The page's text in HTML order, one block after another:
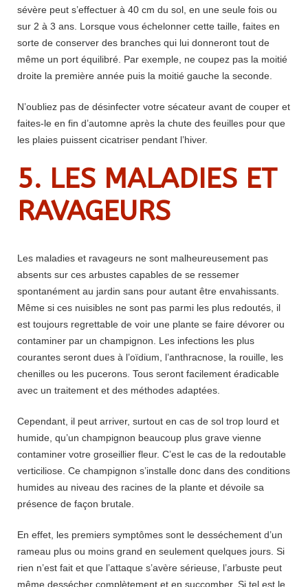
sévère peut s’effectuer à 40 cm du sol, en une seule fois ou
sur 2 à 3 ans. Lorsque vous échelonner cette taille, faites en
sorte de conserver des branches qui lui donneront tout de
même un port équilibré. Par exemple, ne coupez pas la moitié
droite la première année puis la moitié gauche la seconde.
N’oubliez pas de désinfecter votre sécateur avant de couper et
faites-le en fin d’automne après la chute des feuilles pour que
les plaies puissent cicatriser pendant l’hiver.
5. LES MALADIES ET
RAVAGEURS
Les maladies et ravageurs ne sont malheureusement pas
absents sur ces arbustes capables de se ressemer
spontanément au jardin sans pour autant être envahissants.
Même si ces nuisibles ne sont pas parmi les plus redoutés, il
est toujours regrettable de voir une plante se faire dévorer ou
contaminer par un champignon. Les infections les plus
courantes seront dues à l’oïdium, l’anthracnose, la rouille, les
chenilles ou les pucerons. Tous seront facilement éradicable
avec un traitement et des méthodes adaptées.
Cependant, il peut arriver, surtout en cas de sol trop lourd et
humide, qu’un champignon beaucoup plus grave vienne
contaminer votre groseillier fleur. C’est le cas de la redoutable
verticiliose. Ce champignon s’installe donc dans des conditions
humides au niveau des racines de la plante et dévoile sa
présence de façon brutale.
En effet, les premiers symptômes sont le desséchement d’un
rameau plus ou moins grand en seulement quelques jours. Si
rien n’est fait et que l’attaque s’avère sérieuse, l’arbuste peut
même dessécher complètement et en succomber. Si tel est le